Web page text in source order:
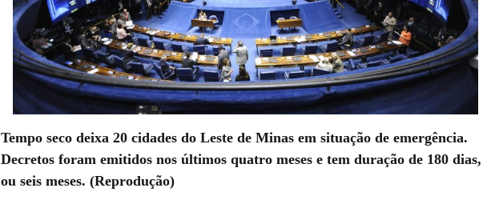
Tempo seco deixa 20 cidades do Leste de Minas em situação de emergência.
Decretos foram emitidos nos últimos quatro meses e tem duração de 180 dias,
ou seis meses. (Reprodução)